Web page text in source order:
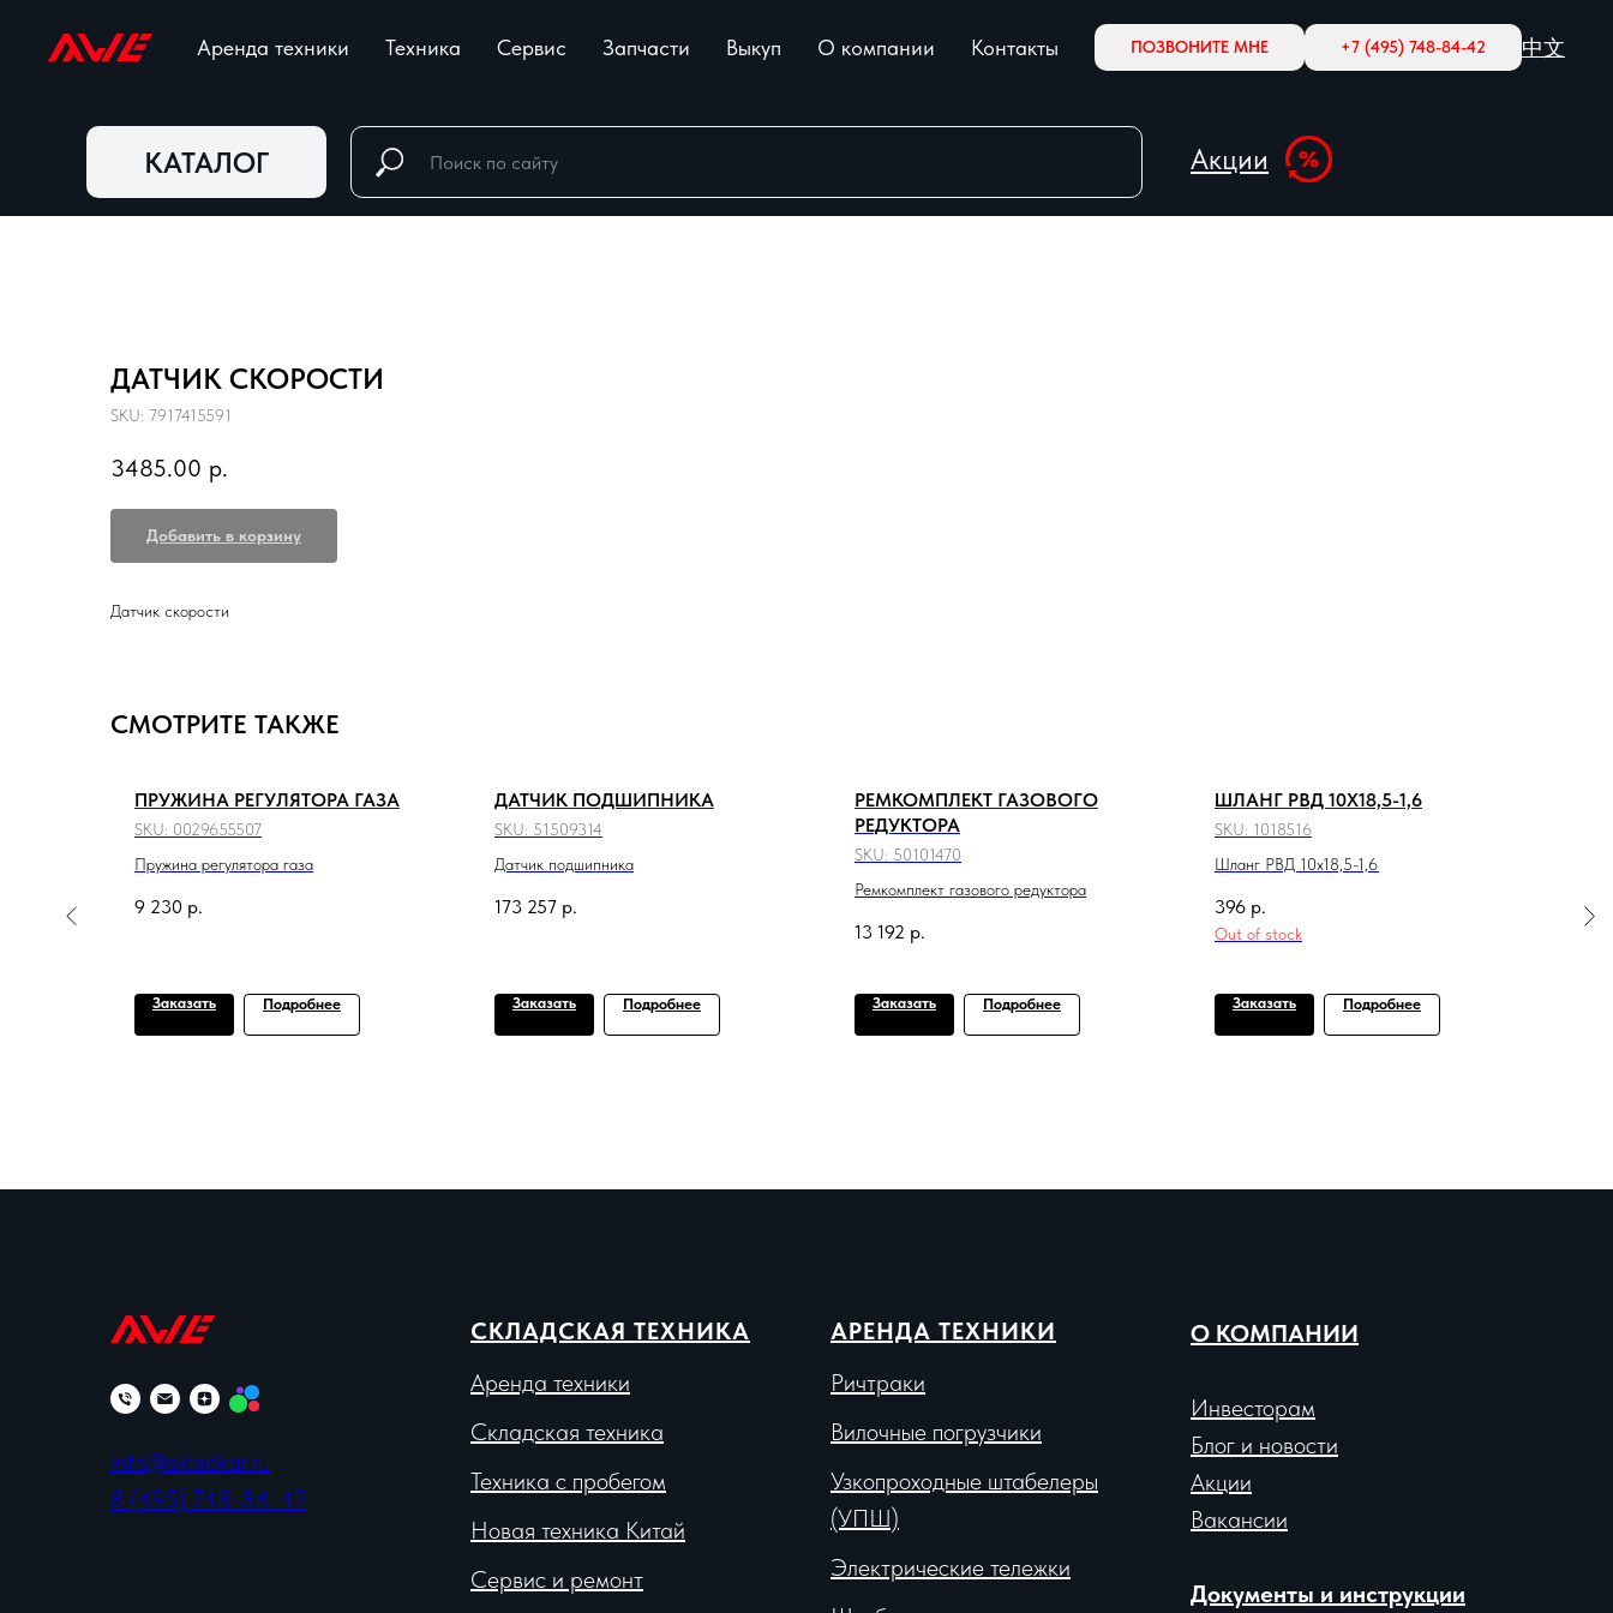
Аренда техники Техника Сервис Запчасти Выкуп О компании Контакты ПОЗВОНИТЕ МНЕ +7 (495) 748-84-42 中文
КАТАЛОГ Акции
ДАТЧИК СКОРОСТИ
SKU: 7917415591
3485.00 р.
Добавить в корзину
Датчик скорости
СМОТРИТЕ ТАКЖЕ
ПРУЖИНА РЕГУЛЯТОРА ГАЗА
SKU: 0029655507
Пружина регулятора газа
9 230 р.
Заказать Подробнее
ДАТЧИК ПОДШИПНИКА
SKU: 51509314
Датчик подшипника
173 257 р.
Заказать Подробнее
РЕМКОМПЛЕКТ ГАЗОВОГО
РЕДУКТОРА
SKU: 50101470
Ремкомплект газового редуктора
13 192 р.
Заказать Подробнее
ШЛАНГ РВД 10X18,5-1,6
SKU: 1018516
Шланг РВД 10x18,5-1,6
396 р.
Out of stock
Заказать Подробнее
5
info@skladkar.ru
8 (495) 748-84-42
СКЛАДСКАЯ ТЕХНИКА
Аренда техники
Складская техника
Техника с пробегом
Новая техника Китай
Сервис и ремонт
АРЕНДА ТЕХНИКИ
Ричтраки
Вилочные погрузчики
Узкопроходные штабелеры
(УПШ)
Электрические тележки
О КОМПАНИИ
Инвесторам
Блог и новости
Акции
Вакансии
Документы и инструкции